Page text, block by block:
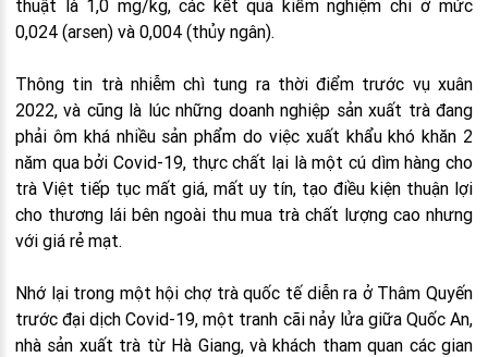
thuật là 1,0 mg/kg, các kết quả kiểm nghiệm chỉ ở mức
0,024 (arsen) và 0,004 (thủy ngân).
Thông tin trà nhiễm chì tung ra thời điểm trước vụ xuân
2022, và cũng là lúc những doanh nghiệp sản xuất trà đang
phải ôm khá nhiều sản phẩm do việc xuất khẩu khó khăn 2
năm qua bởi Covid-19, thực chất lại là một cú dìm hàng cho
trà Việt tiếp tục mất giá, mất uy tín, tạo điều kiện thuận lợi
cho thương lái bên ngoài thu mua trà chất lượng cao nhưng
với giá rẻ mạt.
Nhớ lại trong một hội chợ trà quốc tế diễn ra ở Thâm Quyến
trước đại dịch Covid-19, một tranh cãi nảy lửa giữa Quốc An,
nhà sản xuất trà từ Hà Giang, và khách tham quan các gian